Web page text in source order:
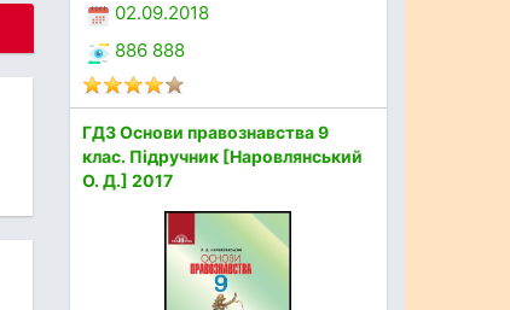
02.09.2018
886 888
ГДЗ Основи правознавства 9
клас. Підручник [Наровлянський
О. Д.] 2017